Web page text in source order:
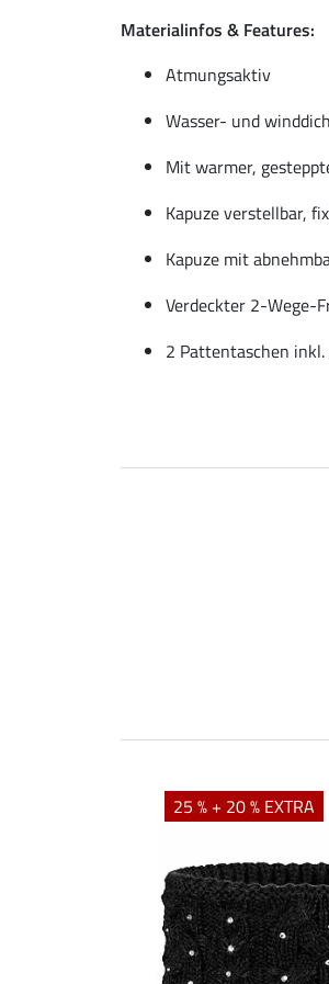
Materialinfos & Features:
Atmungsaktiv
Wasser- und
Mit warmer,
Kapuze verstellbar,
Kapuze mit
Verdeckter 2-Wege-
2 Pattentaschen
25 % + 20 % EXTRA